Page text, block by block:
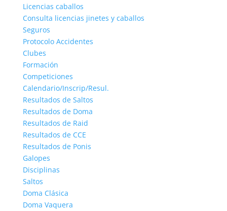
Licencias caballos
Consulta licencias jinetes y caballos
Seguros
Protocolo Accidentes
Clubes
Formación
Competiciones
Calendario/Inscrip/Resul.
Resultados de Saltos
Resultados de Doma
Resultados de Raid
Resultados de CCE
Resultados de Ponis
Galopes
Disciplinas
Saltos
Doma Clásica
Doma Vaquera